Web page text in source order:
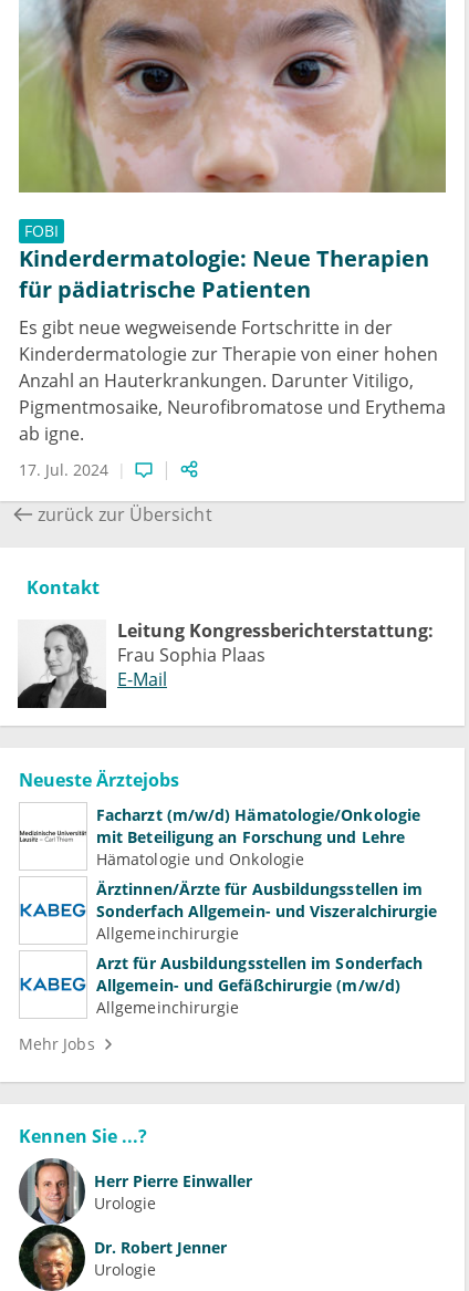
FOBI
Kinderdermatologie: Neue Therapien
für pädiatrische Patienten
Es gibt neue wegweisende Fortschritte in der
Kinderdermatologie zur Therapie von einer hohen
Anzahl an Hauterkrankungen. Darunter Vitiligo,
Pigmentmosaike, Neurofibromatose und Erythema
ab igne.
17. Jul. 2024
zurück zur Übersicht
Kontakt
Leitung Kongressberichterstattung:
Frau Sophia Plaas
E-Mail
Neueste Ärztejobs
Facharzt (m/w/d) Hämatologie/Onkologie
mit Beteiligung an Forschung und Lehre
Hämatologie und Onkologie
Ärztinnen/Ärzte für Ausbildungsstellen im
Sonderfach Allgemein- und Viszeralchirurgie
Allgemeinchirurgie
Arzt für Ausbildungsstellen im Sonderfach
Allgemein- und Gefäßchirurgie (m/w/d)
Allgemeinchirurgie
Mehr Jobs
Kennen Sie ...?
Herr Pierre Einwaller
Urologie
Dr. Robert Jenner
Urologie